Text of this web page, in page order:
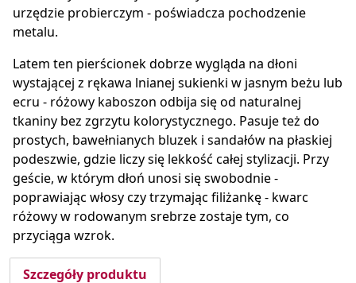
urzędzie probierczym - poświadcza pochodzenie
metalu.
Latem ten pierścionek dobrze wygląda na dłoni
wystającej z rękawa lnianej sukienki w jasnym beżu lub
ecru - różowy kaboszon odbija się od naturalnej
tkaniny bez zgrzytu kolorystycznego. Pasuje też do
prostych, bawełnianych bluzek i sandałów na płaskiej
podeszwie, gdzie liczy się lekkość całej stylizacji. Przy
geście, w którym dłoń unosi się swobodnie -
poprawiając włosy czy trzymając filiżankę - kwarc
różowy w rodowanym srebrze zostaje tym, co
przyciąga wzrok.
Szczegóły produktu